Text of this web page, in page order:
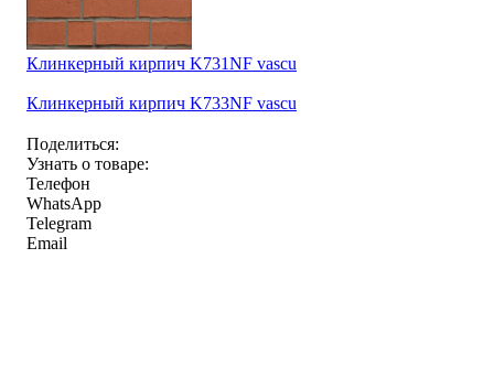
Клинкерный кирпич K731NF vascu
Клинкерный кирпич K733NF vascu
Поделиться:
Узнать о товаре:
Телефон
WhatsApp
Telegram
Email